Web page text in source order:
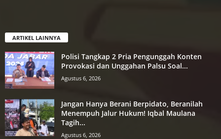
ARTIKEL LAINNYA
Polisi Tangkap 2 Pria Pengunggah Konten
Provokasi dan Unggahan Palsu Soal...
Agustus 6, 2026
Jangan Hanya Berani Berpidato, Beranilah
Menempuh Jalur Hukum! Iqbal Maulana
Tagih...
Agustus 6, 2026